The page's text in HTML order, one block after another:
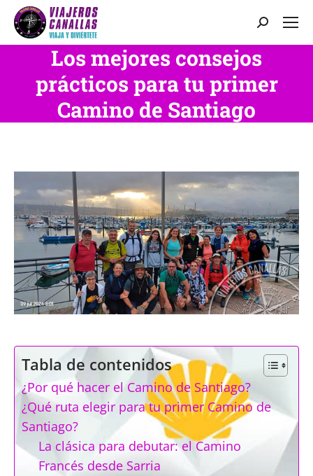
Buscar:
Los mejores consejos
prácticos para tu primer
Camino de Santiago
Tabla de contenidos
¿Por qué hacer el Camino de Santiago?
¿Qué ruta elegir para tu primer Camino de
Santiago?
La clásica para debutar: el Camino
Francés desde Sarria